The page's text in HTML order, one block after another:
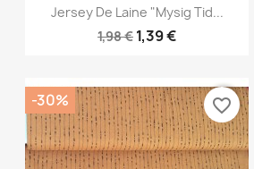
Aperçu rapide
Jersey De Laine "Mysig Tid...
1,98 € 1,39 €
-30% favorite_border